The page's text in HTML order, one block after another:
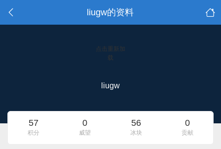
liugw的资料
点击重新加
载
liugw
57
积分
0
威望
56
冰块
0
贡献